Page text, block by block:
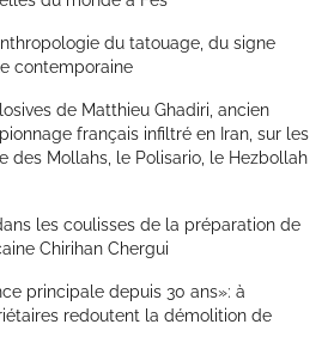
du tatouage, du signe
contemporaine
de Matthieu Ghadiri, ancien
français infiltré en Iran, sur les
des Mollahs, le Polisario, le Hezbollah
les coulisses de la préparation de
Chirihan Chergui
principale depuis 30 ans»: à
redoutent la démolition de